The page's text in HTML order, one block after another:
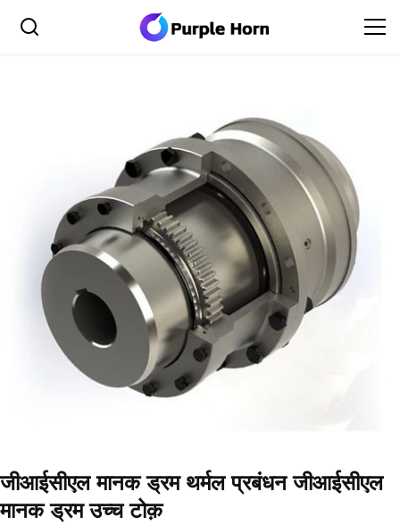
जीआईसीएल मानक ड्रम थर्मल प्रबंधन जीआईसीएल
मानक ड्रम उच्च टोक़